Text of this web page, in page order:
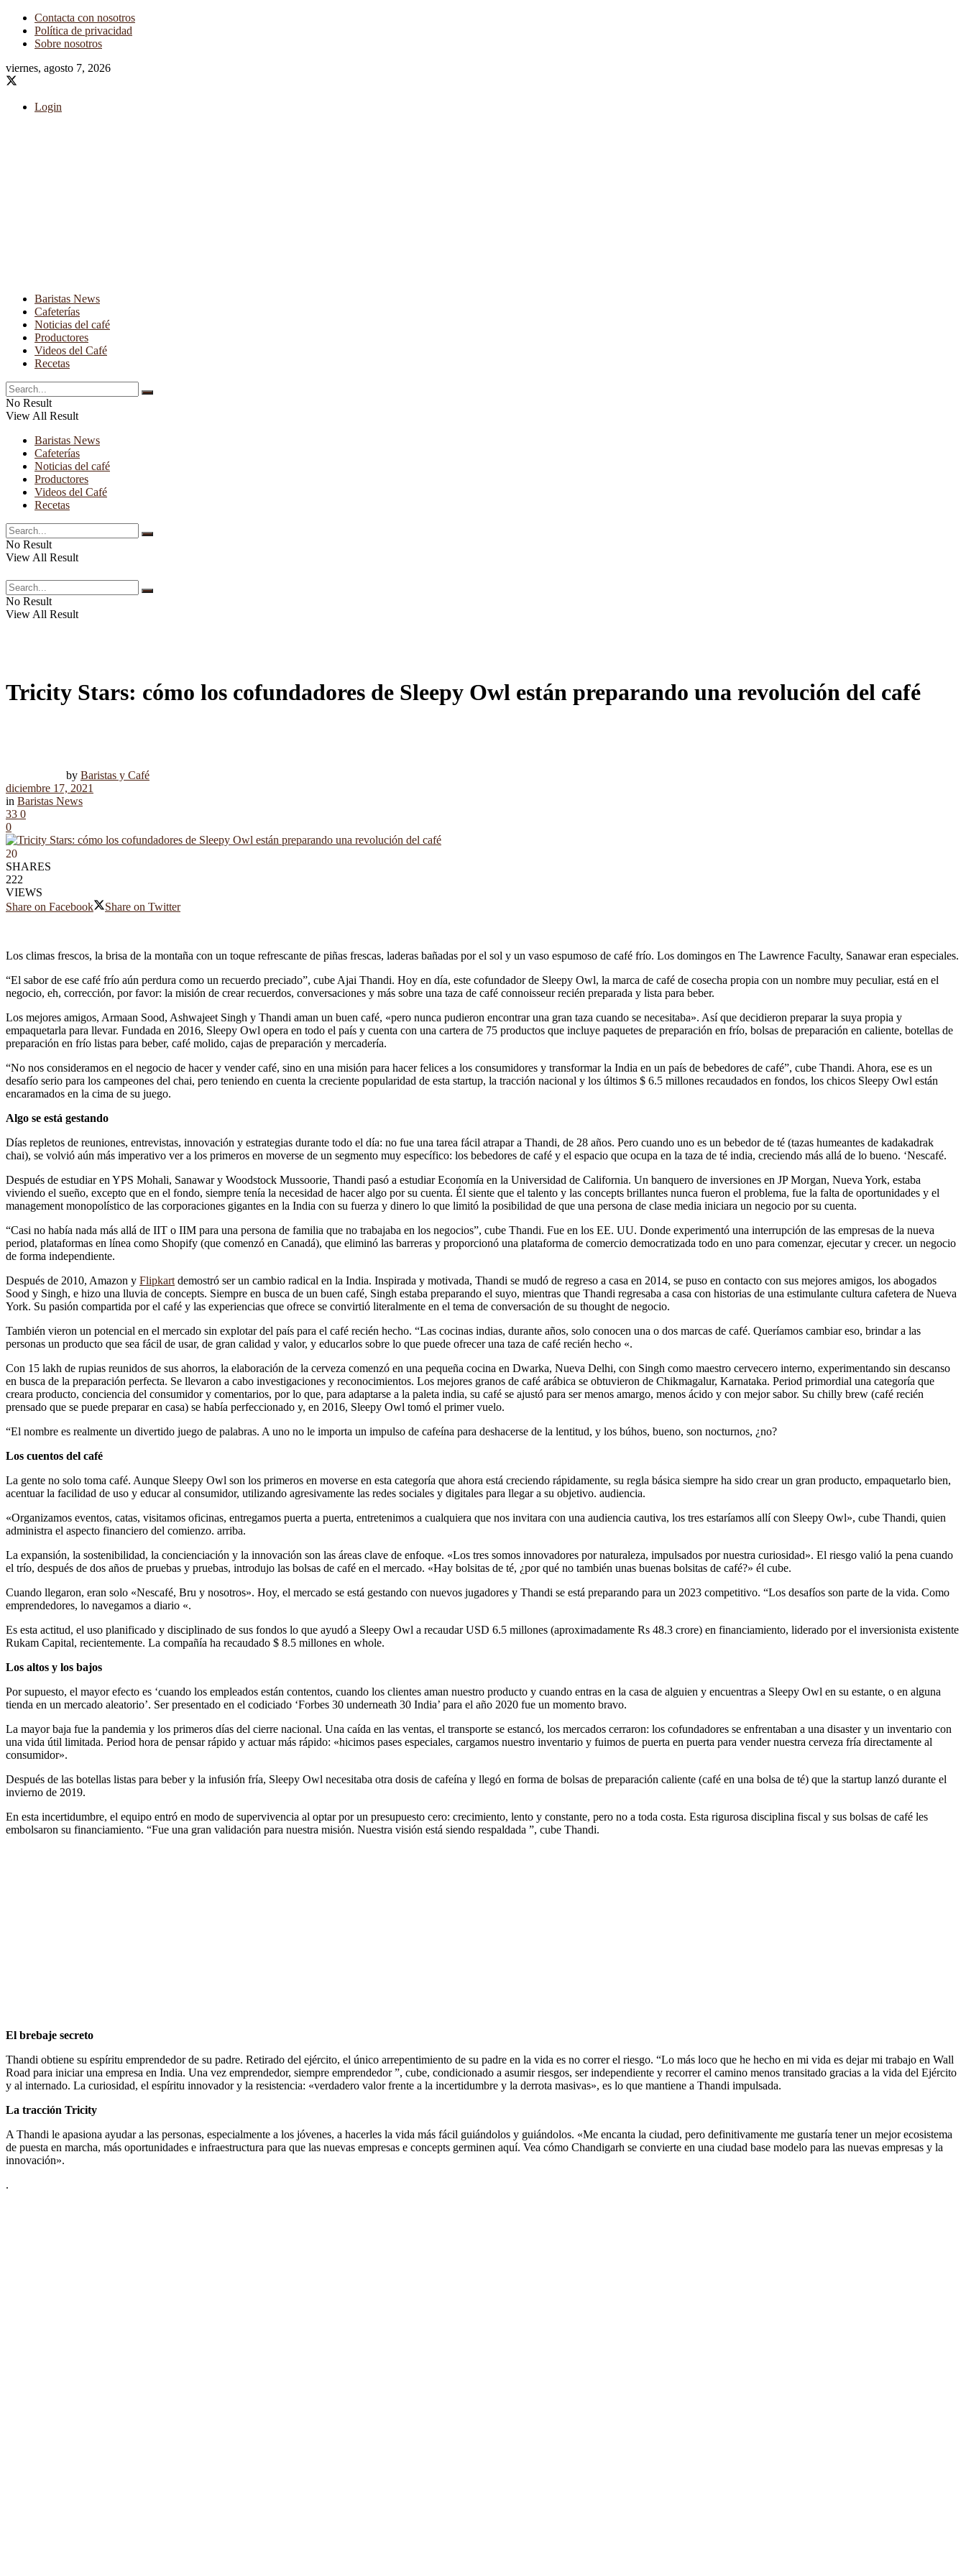
Contacta con nosotros
Política de privacidad
Sobre nosotros
viernes, agosto 7, 2026
Login
Baristas News
Cafeterías
Noticias del café
Productores
Videos del Café
Recetas
No Result
View All Result
Baristas News
Cafeterías
Noticias del café
Productores
Videos del Café
Recetas
No Result
View All Result
No Result
View All Result
Tricity Stars: cómo los cofundadores de Sleepy Owl están preparando una revolución del café
by Baristas y Café
diciembre 17, 2021
in Baristas News
33 0
0
20
SHARES
222
VIEWS
Share on Facebook
Share on Twitter
Los climas frescos, la brisa de la montaña con un toque refrescante de piñas frescas, laderas bañadas por el sol y un vaso espumoso de café frío. Los domingos en The Lawrence Faculty, Sanawar eran especiales.
“El sabor de ese café frío aún perdura como un recuerdo preciado”, cube Ajai Thandi. Hoy en día, este cofundador de Sleepy Owl, la marca de café de cosecha propia con un nombre muy peculiar, está en el
negocio, eh, corrección, por favor: la misión de crear recuerdos, conversaciones y más sobre una taza de café connoisseur recién preparada y lista para beber.
Los mejores amigos, Armaan Sood, Ashwajeet Singh y Thandi aman un buen café, «pero nunca pudieron encontrar una gran taza cuando se necesitaba». Así que decidieron preparar la suya propia y
empaquetarla para llevar. Fundada en 2016, Sleepy Owl opera en todo el país y cuenta con una cartera de 75 productos que incluye paquetes de preparación en frío, bolsas de preparación en caliente, botellas de
preparación en frío listas para beber, café molido, cajas de preparación y mercadería.
“No nos consideramos en el negocio de hacer y vender café, sino en una misión para hacer felices a los consumidores y transformar la India en un país de bebedores de café”, cube Thandi. Ahora, ese es un
desafío serio para los campeones del chai, pero teniendo en cuenta la creciente popularidad de esta startup, la tracción nacional y los últimos $ 6.5 millones recaudados en fondos, los chicos Sleepy Owl están
encaramados en la cima de su juego.
Algo se está gestando
Días repletos de reuniones, entrevistas, innovación y estrategias durante todo el día: no fue una tarea fácil atrapar a Thandi, de 28 años. Pero cuando uno es un bebedor de té (tazas humeantes de kadakadrak
chai), se volvió aún más imperativo ver a los primeros en moverse de un segmento muy específico: los bebedores de café y el espacio que ocupa en la taza de té india, creciendo más allá de lo bueno. ‘Nescafé.
Después de estudiar en YPS Mohali, Sanawar y Woodstock Mussoorie, Thandi pasó a estudiar Economía en la Universidad de California. Un banquero de inversiones en JP Morgan, Nueva York, estaba
viviendo el sueño, excepto que en el fondo, siempre tenía la necesidad de hacer algo por su cuenta. Él siente que el talento y las concepts brillantes nunca fueron el problema, fue la falta de oportunidades y el
management monopolístico de las corporaciones gigantes en la India con su fuerza y ​​dinero lo que limitó la posibilidad de que una persona de clase media iniciara un negocio por su cuenta.
“Casi no había nada más allá de IIT o IIM para una persona de familia que no trabajaba en los negocios”, cube Thandi. Fue en los EE. UU. Donde experimentó una interrupción de las empresas de la nueva
period, plataformas en línea como Shopify (que comenzó en Canadá), que eliminó las barreras y proporcionó una plataforma de comercio democratizada todo en uno para comenzar, ejecutar y crecer. un negocio
de forma independiente.
Después de 2010, Amazon y Flipkart demostró ser un cambio radical en la India. Inspirada y motivada, Thandi se mudó de regreso a casa en 2014, se puso en contacto con sus mejores amigos, los abogados
Sood y Singh, e hizo una lluvia de concepts. Siempre en busca de un buen café, Singh estaba preparando el suyo, mientras que Thandi regresaba a casa con historias de una estimulante cultura cafetera de Nueva
York. Su pasión compartida por el café y las experiencias que ofrece se convirtió literalmente en el tema de conversación de su thought de negocio.
También vieron un potencial en el mercado sin explotar del país para el café recién hecho. “Las cocinas indias, durante años, solo conocen una o dos marcas de café. Queríamos cambiar eso, brindar a las
personas un producto que sea fácil de usar, de gran calidad y valor, y educarlos sobre lo que puede ofrecer una taza de café recién hecho «.
Con 15 lakh de rupias reunidos de sus ahorros, la elaboración de la cerveza comenzó en una pequeña cocina en Dwarka, Nueva Delhi, con Singh como maestro cervecero interno, experimentando sin descanso
en busca de la preparación perfecta. Se llevaron a cabo investigaciones y reconocimientos. Los mejores granos de café arábica se obtuvieron de Chikmagalur, Karnataka. Period primordial una categoría que
creara producto, conciencia del consumidor y comentarios, por lo que, para adaptarse a la paleta india, su café se ajustó para ser menos amargo, menos ácido y con mejor sabor. Su chilly brew (café recién
prensado que se puede preparar en casa) se había perfeccionado y, en 2016, Sleepy Owl tomó el primer vuelo.
“El nombre es realmente un divertido juego de palabras. A uno no le importa un impulso de cafeína para deshacerse de la lentitud, y los búhos, bueno, son nocturnos, ¿no?
Los cuentos del café
La gente no solo toma café. Aunque Sleepy Owl son los primeros en moverse en esta categoría que ahora está creciendo rápidamente, su regla básica siempre ha sido crear un gran producto, empaquetarlo bien,
acentuar la facilidad de uso y educar al consumidor, utilizando agresivamente las redes sociales y digitales para llegar a su objetivo. audiencia.
«Organizamos eventos, catas, visitamos oficinas, entregamos puerta a puerta, entretenimos a cualquiera que nos invitara con una audiencia cautiva, los tres estaríamos allí con Sleepy Owl», cube Thandi, quien
administra el aspecto financiero del comienzo. arriba.
La expansión, la sostenibilidad, la concienciación y la innovación son las áreas clave de enfoque. «Los tres somos innovadores por naturaleza, impulsados ​​por nuestra curiosidad». El riesgo valió la pena cuando
el trío, después de dos años de pruebas y pruebas, introdujo las bolsas de café en el mercado. «Hay bolsitas de té, ¿por qué no también unas buenas bolsitas de café?» él cube.
Cuando llegaron, eran solo «Nescafé, Bru y nosotros». Hoy, el mercado se está gestando con nuevos jugadores y Thandi se está preparando para un 2023 competitivo. “Los desafíos son parte de la vida. Como
emprendedores, lo navegamos a diario «.
Es esta actitud, el uso planificado y disciplinado de sus fondos lo que ayudó a Sleepy Owl a recaudar USD 6.5 millones (aproximadamente Rs 48.3 crore) en financiamiento, liderado por el inversionista existente
Rukam Capital, recientemente. La compañía ha recaudado $ 8.5 millones en whole.
Los altos y los bajos
Por supuesto, el mayor efecto es ‘cuando los empleados están contentos, cuando los clientes aman nuestro producto y cuando entras en la casa de alguien y encuentras a Sleepy Owl en su estante, o en alguna
tienda en un mercado aleatorio’. Ser presentado en el codiciado ‘Forbes 30 underneath 30 India’ para el año 2020 fue un momento bravo.
La mayor baja fue la pandemia y los primeros días del cierre nacional. Una caída en las ventas, el transporte se estancó, los mercados cerraron: los cofundadores se enfrentaban a una disaster y un inventario con
una vida útil limitada. Period hora de pensar rápido y actuar más rápido: «hicimos pases especiales, cargamos nuestro inventario y fuimos de puerta en puerta para vender nuestra cerveza fría directamente al
consumidor».
Después de las botellas listas para beber y la infusión fría, Sleepy Owl necesitaba otra dosis de cafeína y llegó en forma de bolsas de preparación caliente (café en una bolsa de té) que la startup lanzó durante el
invierno de 2019.
En esta incertidumbre, el equipo entró en modo de supervivencia al optar por un presupuesto cero: crecimiento, lento y constante, pero no a toda costa. Esta rigurosa disciplina fiscal y sus bolsas de café les
embolsaron su financiamiento. “Fue una gran validación para nuestra misión. Nuestra visión está siendo respaldada ”, cube Thandi.
El brebaje secreto
Thandi obtiene su espíritu emprendedor de su padre. Retirado del ejército, el único arrepentimiento de su padre en la vida es no correr el riesgo. “Lo más loco que he hecho en mi vida es dejar mi trabajo en Wall
Road para iniciar una empresa en India. Una vez emprendedor, siempre emprendedor ”, cube, condicionado a asumir riesgos, ser independiente y recorrer el camino menos transitado gracias a la vida del Ejército
y al internado. La curiosidad, el espíritu innovador y la resistencia: «verdadero valor frente a la incertidumbre y la derrota masivas», es lo que mantiene a Thandi impulsada.
La tracción Tricity
A Thandi le apasiona ayudar a las personas, especialmente a los jóvenes, a hacerles la vida más fácil guiándolos y guiándolos. «Me encanta la ciudad, pero definitivamente me gustaría tener un mejor ecosistema
de puesta en marcha, más oportunidades e infraestructura para que las nuevas empresas e concepts germinen aquí. Vea cómo Chandigarh se convierte en una ciudad base modelo para las nuevas empresas y la
innovación».
.